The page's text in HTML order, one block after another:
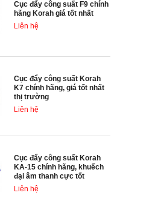
Cục đẩy công suất F9 chính
hãng Korah giá tốt nhất
Liên hệ
Cục đẩy công suất Korah
K7 chính hãng, giá tốt nhất
thị trường
Liên hệ
Cục đẩy công suất Korah
KA-15 chính hãng, khuếch
đại âm thanh cực tốt
Liên hệ